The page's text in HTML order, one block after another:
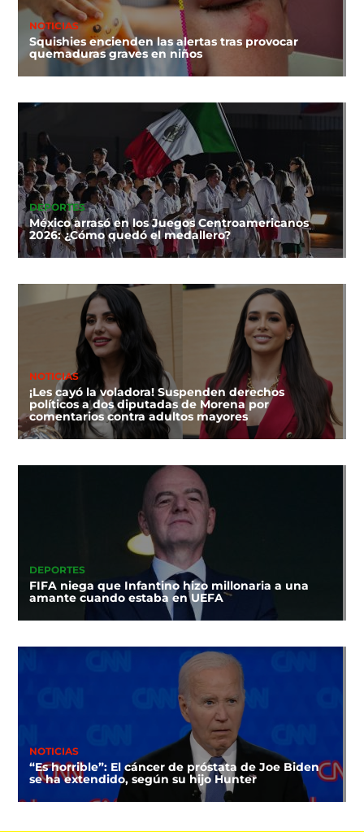
NOTICIAS
Squishies encienden las alertas tras provocar
quemaduras graves en niños
DEPORTES
México arrasó en los Juegos Centroamericanos
2026: ¿Cómo quedó el medallero?
NOTICIAS
¡Les cayó la voladora! Suspenden derechos
políticos a dos diputadas de Morena por
comentarios contra adultos mayores
DEPORTES
FIFA niega que Infantino hizo millonaria a una
amante cuando estaba en UEFA
NOTICIAS
“Es horrible”: El cáncer de próstata de Joe Biden
se ha extendido, según su hijo Hunter